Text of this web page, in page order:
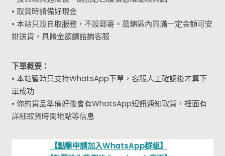
• 取貨時請備好現金
• 本站只設自取服務，不設郵寄。萬錦區內買滿一定金額可安
排送貨，具體金額請諮詢客服
下單概要：
• 本站暫時只支持WhatsApp下單，客服人工確認後才算下
單成功
• 你的貨品準備好後會有WhatsApp短訊通知取貨，裡面有
詳細取貨時間地點等信息
【點擊申請加入WhatsApp群組】